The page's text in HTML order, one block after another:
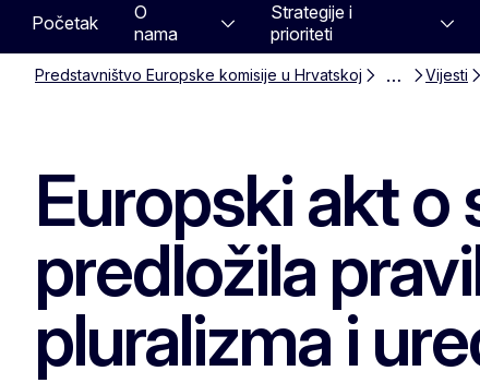
Početak
O
nama
Strategije i
prioriteti
Predstavništvo Europske komisije u Hrvatskoj … Vijesti
Europski akt o
predložila
pluralizma i